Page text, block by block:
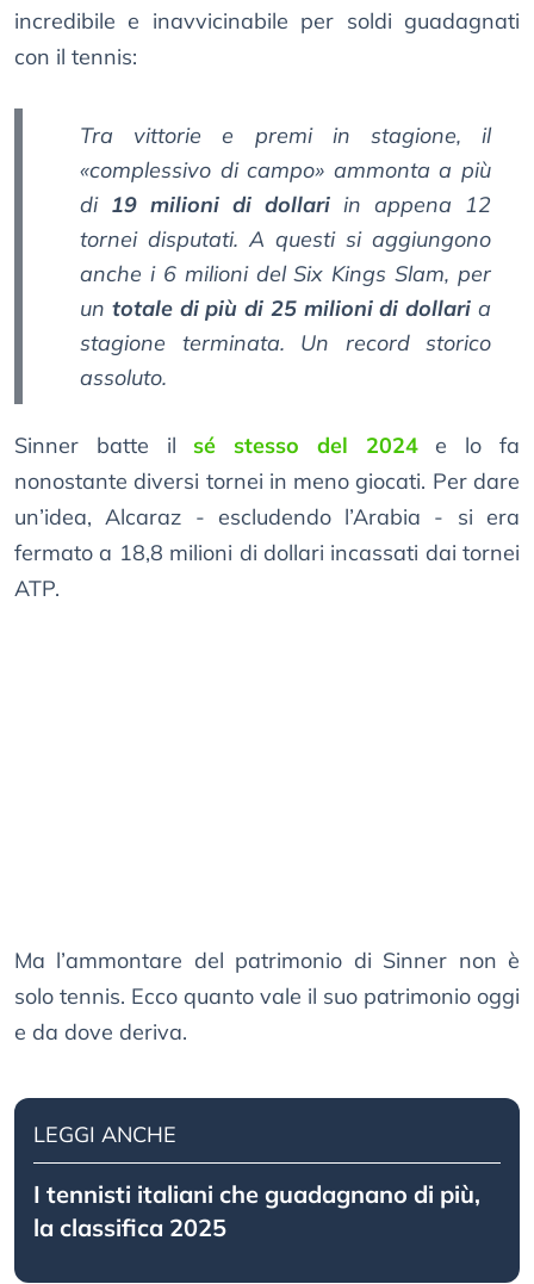
incredibile e inavvicinabile per soldi guadagnati
con il tennis:
Tra vittorie e premi in stagione, il
«complessivo di campo» ammonta a più
di 19 milioni di dollari in appena 12
tornei disputati. A questi si aggiungono
anche i 6 milioni del Six Kings Slam, per
un totale di più di 25 milioni di dollari a
stagione terminata. Un record storico
assoluto.
Sinner batte il sé stesso del 2024e lo fa
nonostante diversi tornei in meno giocati. Per dare
un’idea, Alcaraz - escludendo l’Arabia - si era
fermato a 18,8 milioni di dollari incassati dai tornei
ATP.
Ma l’ammontare del patrimonio di Sinner non è
solo tennis. Ecco quanto vale il suo patrimonio oggi
e da dove deriva.
LEGGI ANCHE
I tennisti italiani che guadagnano di più,
la classifica 2025